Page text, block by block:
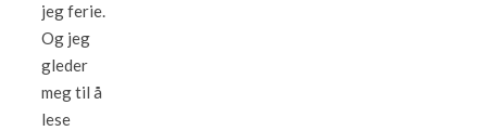
jeg ferie.
Og jeg
gleder
meg til å
lese